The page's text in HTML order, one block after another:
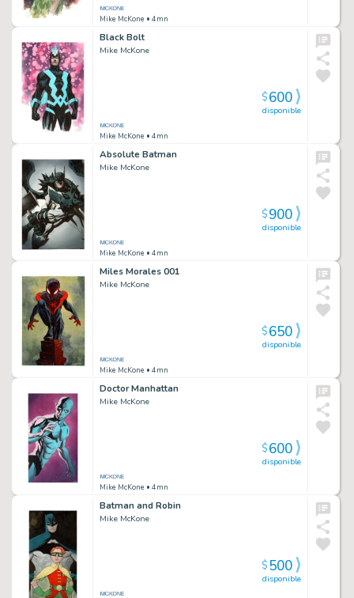
Mike McKone • 4mn
Black Bolt
Mike McKone
Mike McKone • 4mn
disponible
$600
Absolute Batman
Mike McKone
Mike McKone • 4mn
disponible
$900
Miles Morales 001
Mike McKone
Mike McKone • 4mn
disponible
$650
Doctor Manhattan
Mike McKone
Mike McKone • 4mn
disponible
$600
Batman and Robin
Mike McKone
disponible
$500